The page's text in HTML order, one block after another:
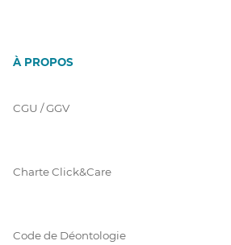
À PROPOS
CGU / GGV
Charte Click&Care
Code de Déontologie